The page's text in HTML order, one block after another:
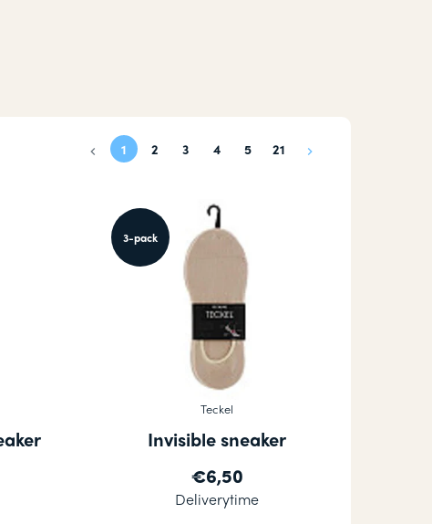
1 2 3 4 5 21
3-pack
Teckel
Invisible sneaker
€6,50
Deliverytime